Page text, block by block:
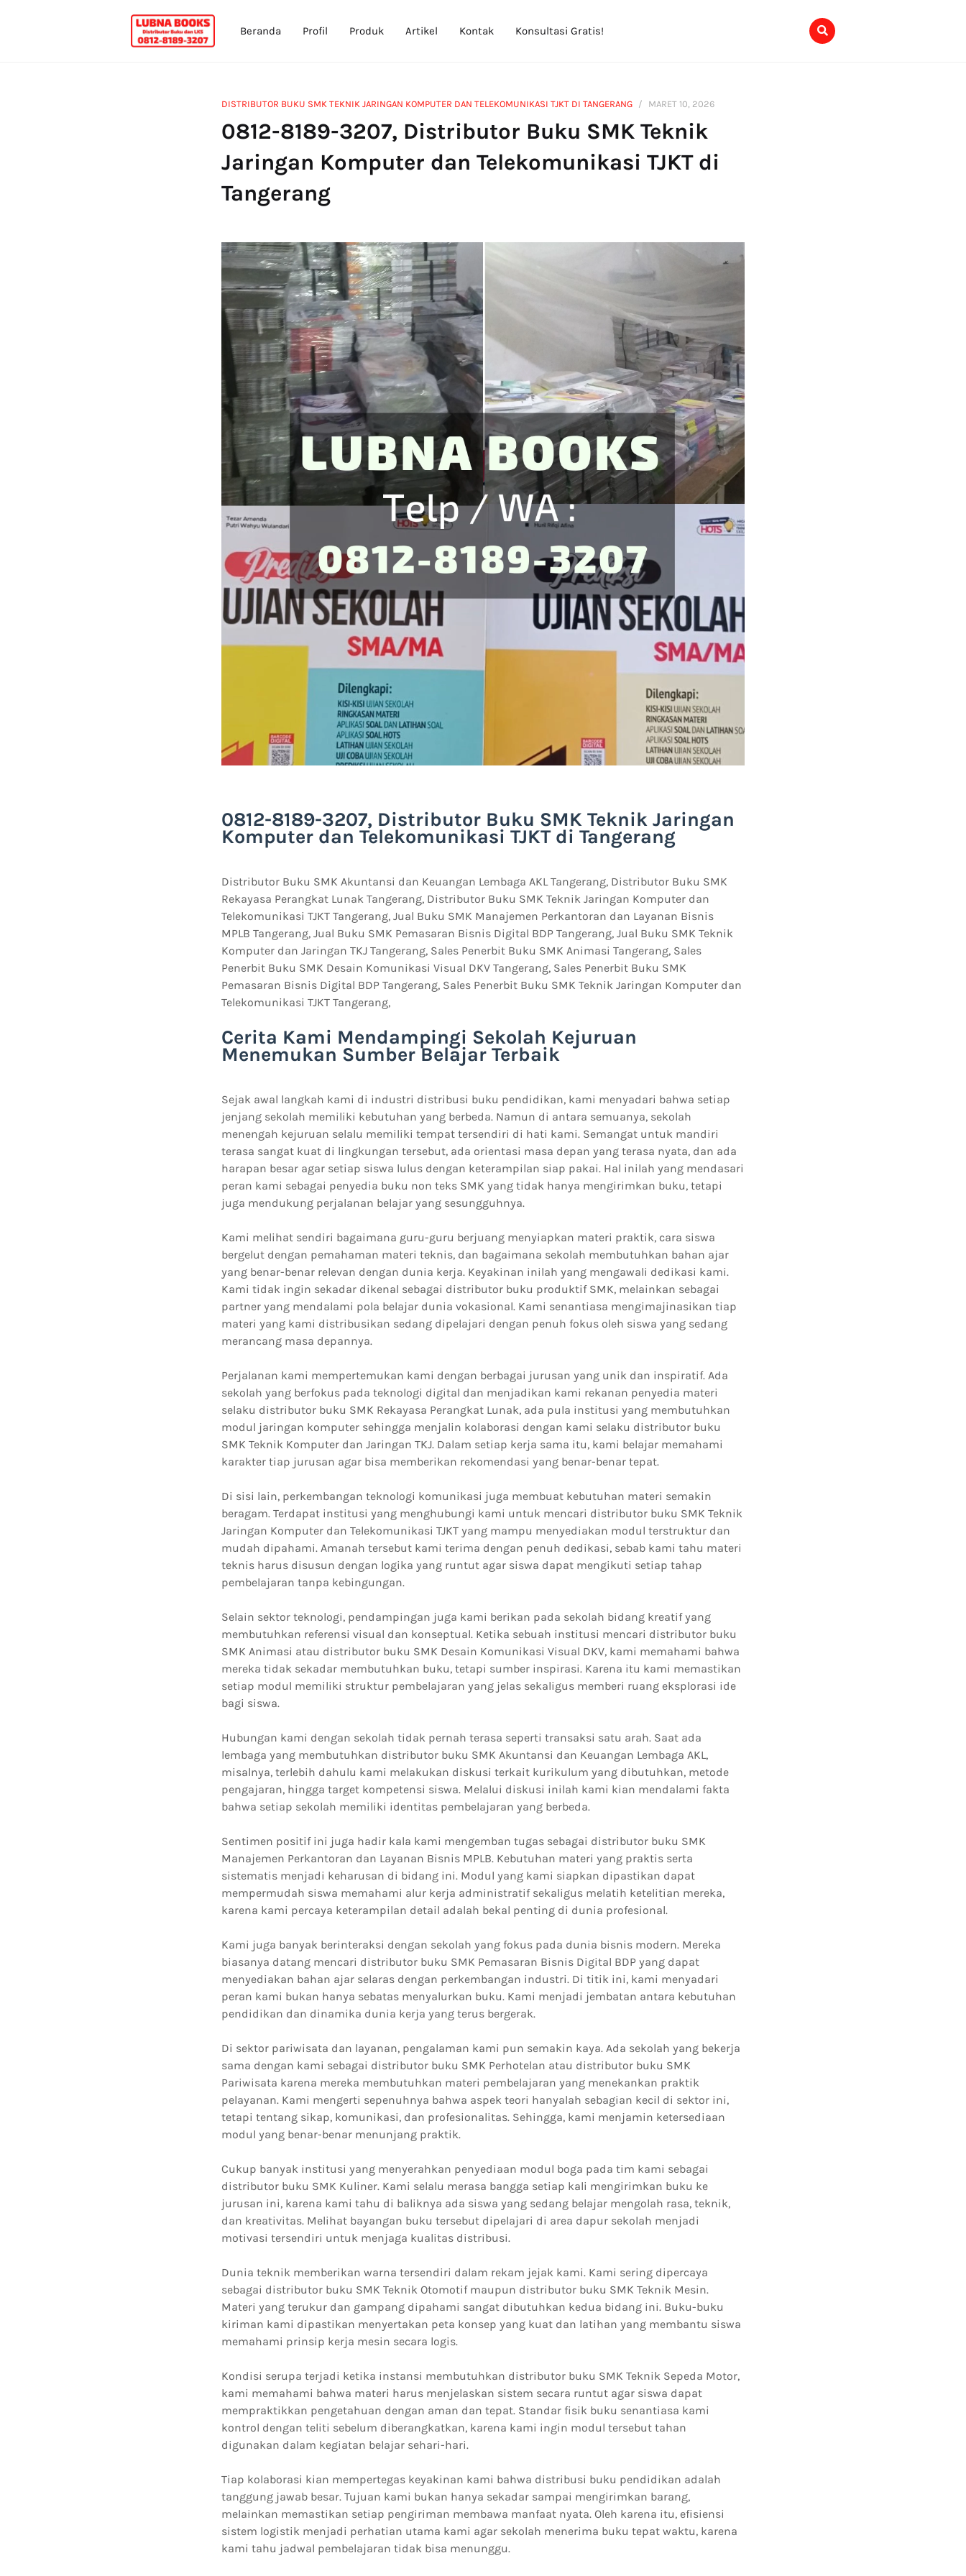
Beranda Profil Produk Artikel Kontak Konsultasi Gratis!
DISTRIBUTOR BUKU SMK TEKNIK JARINGAN KOMPUTER DAN TELEKOMUNIKASI TJKT DI TANGERANG MARET 10, 2026
0812-8189-3207, Distributor Buku SMK Teknik
Jaringan Komputer dan Telekomunikasi TJKT di
Tangerang
0812-8189-3207, Distributor Buku SMK Teknik Jaringan
Komputer dan Telekomunikasi TJKT di Tangerang
Distributor Buku SMK Akuntansi dan Keuangan Lembaga AKL Tangerang, Distributor Buku SMK
Rekayasa Perangkat Lunak Tangerang, Distributor Buku SMK Teknik Jaringan Komputer dan
Telekomunikasi TJKT Tangerang, Jual Buku SMK Manajemen Perkantoran dan Layanan Bisnis
MPLB Tangerang, Jual Buku SMK Pemasaran Bisnis Digital BDP Tangerang, Jual Buku SMK Teknik
Komputer dan Jaringan TKJ Tangerang, Sales Penerbit Buku SMK Animasi Tangerang, Sales
Penerbit Buku SMK Desain Komunikasi Visual DKV Tangerang, Sales Penerbit Buku SMK
Pemasaran Bisnis Digital BDP Tangerang, Sales Penerbit Buku SMK Teknik Jaringan Komputer dan
Telekomunikasi TJKT Tangerang,
Cerita Kami Mendampingi Sekolah Kejuruan
Menemukan Sumber Belajar Terbaik
Sejak awal langkah kami di industri distribusi buku pendidikan, kami menyadari bahwa setiap
jenjang sekolah memiliki kebutuhan yang berbeda. Namun di antara semuanya, sekolah
menengah kejuruan selalu memiliki tempat tersendiri di hati kami. Semangat untuk mandiri
terasa sangat kuat di lingkungan tersebut, ada orientasi masa depan yang terasa nyata, dan ada
harapan besar agar setiap siswa lulus dengan keterampilan siap pakai. Hal inilah yang mendasari
peran kami sebagai penyedia buku non teks SMK yang tidak hanya mengirimkan buku, tetapi
juga mendukung perjalanan belajar yang sesungguhnya.
Kami melihat sendiri bagaimana guru-guru berjuang menyiapkan materi praktik, cara siswa
bergelut dengan pemahaman materi teknis, dan bagaimana sekolah membutuhkan bahan ajar
yang benar-benar relevan dengan dunia kerja. Keyakinan inilah yang mengawali dedikasi kami.
Kami tidak ingin sekadar dikenal sebagai distributor buku produktif SMK, melainkan sebagai
partner yang mendalami pola belajar dunia vokasional. Kami senantiasa mengimajinasikan tiap
materi yang kami distribusikan sedang dipelajari dengan penuh fokus oleh siswa yang sedang
merancang masa depannya.
Perjalanan kami mempertemukan kami dengan berbagai jurusan yang unik dan inspiratif. Ada
sekolah yang berfokus pada teknologi digital dan menjadikan kami rekanan penyedia materi
selaku distributor buku SMK Rekayasa Perangkat Lunak, ada pula institusi yang membutuhkan
modul jaringan komputer sehingga menjalin kolaborasi dengan kami selaku distributor buku
SMK Teknik Komputer dan Jaringan TKJ. Dalam setiap kerja sama itu, kami belajar memahami
karakter tiap jurusan agar bisa memberikan rekomendasi yang benar-benar tepat.
Di sisi lain, perkembangan teknologi komunikasi juga membuat kebutuhan materi semakin
beragam. Terdapat institusi yang menghubungi kami untuk mencari distributor buku SMK Teknik
Jaringan Komputer dan Telekomunikasi TJKT yang mampu menyediakan modul terstruktur dan
mudah dipahami. Amanah tersebut kami terima dengan penuh dedikasi, sebab kami tahu materi
teknis harus disusun dengan logika yang runtut agar siswa dapat mengikuti setiap tahap
pembelajaran tanpa kebingungan.
Selain sektor teknologi, pendampingan juga kami berikan pada sekolah bidang kreatif yang
membutuhkan referensi visual dan konseptual. Ketika sebuah institusi mencari distributor buku
SMK Animasi atau distributor buku SMK Desain Komunikasi Visual DKV, kami memahami bahwa
mereka tidak sekadar membutuhkan buku, tetapi sumber inspirasi. Karena itu kami memastikan
setiap modul memiliki struktur pembelajaran yang jelas sekaligus memberi ruang eksplorasi ide
bagi siswa.
Hubungan kami dengan sekolah tidak pernah terasa seperti transaksi satu arah. Saat ada
lembaga yang membutuhkan distributor buku SMK Akuntansi dan Keuangan Lembaga AKL,
misalnya, terlebih dahulu kami melakukan diskusi terkait kurikulum yang dibutuhkan, metode
pengajaran, hingga target kompetensi siswa. Melalui diskusi inilah kami kian mendalami fakta
bahwa setiap sekolah memiliki identitas pembelajaran yang berbeda.
Sentimen positif ini juga hadir kala kami mengemban tugas sebagai distributor buku SMK
Manajemen Perkantoran dan Layanan Bisnis MPLB. Kebutuhan materi yang praktis serta
sistematis menjadi keharusan di bidang ini. Modul yang kami siapkan dipastikan dapat
mempermudah siswa memahami alur kerja administratif sekaligus melatih ketelitian mereka,
karena kami percaya keterampilan detail adalah bekal penting di dunia profesional.
Kami juga banyak berinteraksi dengan sekolah yang fokus pada dunia bisnis modern. Mereka
biasanya datang mencari distributor buku SMK Pemasaran Bisnis Digital BDP yang dapat
menyediakan bahan ajar selaras dengan perkembangan industri. Di titik ini, kami menyadari
peran kami bukan hanya sebatas menyalurkan buku. Kami menjadi jembatan antara kebutuhan
pendidikan dan dinamika dunia kerja yang terus bergerak.
Di sektor pariwisata dan layanan, pengalaman kami pun semakin kaya. Ada sekolah yang bekerja
sama dengan kami sebagai distributor buku SMK Perhotelan atau distributor buku SMK
Pariwisata karena mereka membutuhkan materi pembelajaran yang menekankan praktik
pelayanan. Kami mengerti sepenuhnya bahwa aspek teori hanyalah sebagian kecil di sektor ini,
tetapi tentang sikap, komunikasi, dan profesionalitas. Sehingga, kami menjamin ketersediaan
modul yang benar-benar menunjang praktik.
Cukup banyak institusi yang menyerahkan penyediaan modul boga pada tim kami sebagai
distributor buku SMK Kuliner. Kami selalu merasa bangga setiap kali mengirimkan buku ke
jurusan ini, karena kami tahu di baliknya ada siswa yang sedang belajar mengolah rasa, teknik,
dan kreativitas. Melihat bayangan buku tersebut dipelajari di area dapur sekolah menjadi
motivasi tersendiri untuk menjaga kualitas distribusi.
Dunia teknik memberikan warna tersendiri dalam rekam jejak kami. Kami sering dipercaya
sebagai distributor buku SMK Teknik Otomotif maupun distributor buku SMK Teknik Mesin.
Materi yang terukur dan gampang dipahami sangat dibutuhkan kedua bidang ini. Buku-buku
kiriman kami dipastikan menyertakan peta konsep yang kuat dan latihan yang membantu siswa
memahami prinsip kerja mesin secara logis.
Kondisi serupa terjadi ketika instansi membutuhkan distributor buku SMK Teknik Sepeda Motor,
kami memahami bahwa materi harus menjelaskan sistem secara runtut agar siswa dapat
mempraktikkan pengetahuan dengan aman dan tepat. Standar fisik buku senantiasa kami
kontrol dengan teliti sebelum diberangkatkan, karena kami ingin modul tersebut tahan
digunakan dalam kegiatan belajar sehari-hari.
Tiap kolaborasi kian mempertegas keyakinan kami bahwa distribusi buku pendidikan adalah
tanggung jawab besar. Tujuan kami bukan hanya sekadar sampai mengirimkan barang,
melainkan memastikan setiap pengiriman membawa manfaat nyata. Oleh karena itu, efisiensi
sistem logistik menjadi perhatian utama kami agar sekolah menerima buku tepat waktu, karena
kami tahu jadwal pembelajaran tidak bisa menunggu.